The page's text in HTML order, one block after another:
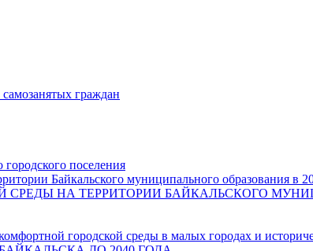
граждан
поселения
Байкальского муниципального образования в
НА ТЕРРИТОРИИ БАЙКАЛЬСКОГО
городской среды в малых городах и